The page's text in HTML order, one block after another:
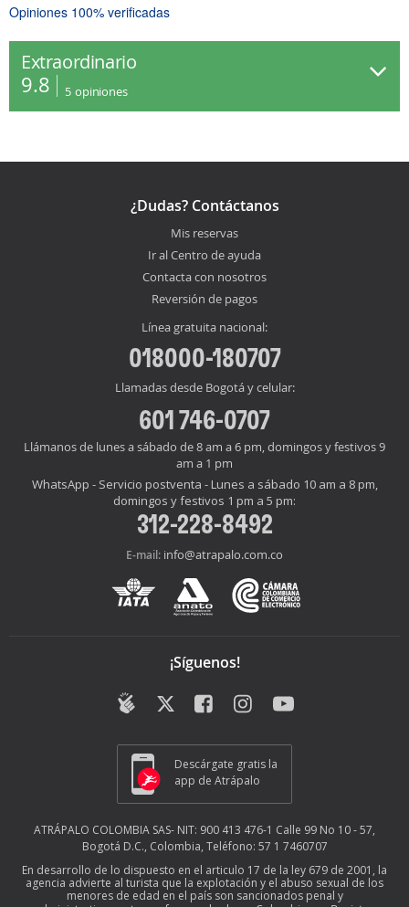
Opiniones 100% verificadas
Extraordinario
9.8 5 opiniones
¿Dudas? Contáctanos
Mis reservas
Ir al Centro de ayuda
Contacta con nosotros
Reversión de pagos
Línea gratuita nacional:
018000-180707
Llamadas desde Bogotá y celular:
601 746-0707
Llámanos de lunes a sábado de 8 am a 6 pm, domingos y festivos 9
am a 1 pm
WhatsApp - Servicio postventa - Lunes a sábado 10 am a 8 pm,
domingos y festivos 1 pm a 5 pm:
312-228-8492
E-mail: info@atrapalo.com.co
¡Síguenos!
Descárgate gratis la
app de Atrápalo
ATRÁPALO COLOMBIA SAS- NIT: 900 413 476-1 Calle 99 No 10 - 57,
Bogotá D.C., Colombia, Teléfono: 57 1 7460707
En desarrollo de lo dispuesto en el articulo 17 de la ley 679 de 2001, la
agencia advierte al turista que la explotación y el abuso sexual de los
menores de edad en el país son sancionados penal y